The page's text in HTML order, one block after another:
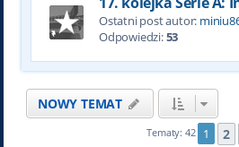
Ostatni post autor:
Odpowiedzi:53
NOWY TEMAT
Tematy: 42 1 2